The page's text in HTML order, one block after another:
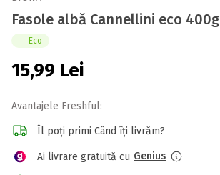
Fasole albă Cannellini eco 400g
Eco
15,99 Lei
Avantajele Freshful:
Îl poți primi Când îți livrăm?
Ai livrare gratuită cu Genius